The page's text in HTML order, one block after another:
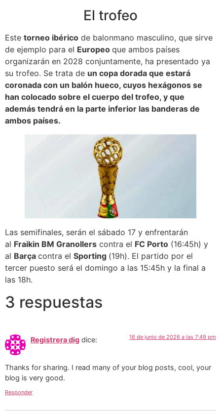
El trofeo
Este torneo ibérico de balonmano masculino, que sirve
de ejemplo para el Europeo que ambos países
organizarán en 2028 conjuntamente, ha presentado ya
su trofeo. Se trata de un copa dorada que estará
coronada con un balón hueco, cuyos hexágonos se
han colocado sobre el cuerpo del trofeo, y que
además tendrá en la parte inferior las banderas de
ambos países.
Las semifinales, serán el sábado 17 y enfrentarán
al Fraikin BM Granollers contra el FC Porto (16:45h) y
al Barça contra el Sporting (19h). El partido por el
tercer puesto será el domingo a las 15:45h y la final a
las 18h.
3 respuestas
Registrera dig dice: 16 de junio de 2026 a las 7:49 pm
Thanks for sharing. I read many of your blog posts, cool, your
blog is very good.
Responder